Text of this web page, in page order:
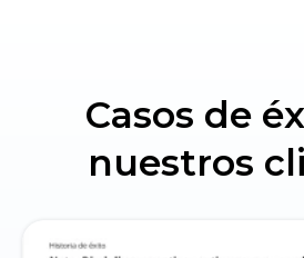
Casos de
nuestros